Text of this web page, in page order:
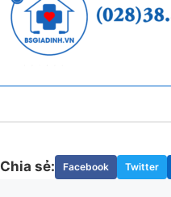
Chia sẻ: Facebook Twitter